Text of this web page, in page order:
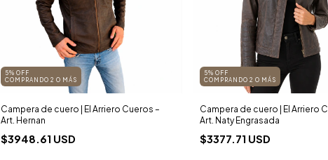
5% OFF
COMPRANDO 2 O MÁS
Campera de cuero | El Arriero Cueros –
Art. Hernan
$3948.61 USD
5% OFF
COMPRANDO 2 O MÁS
Campera de cuero | El Arriero
Art. Naty Engrasada
$3377.71 USD